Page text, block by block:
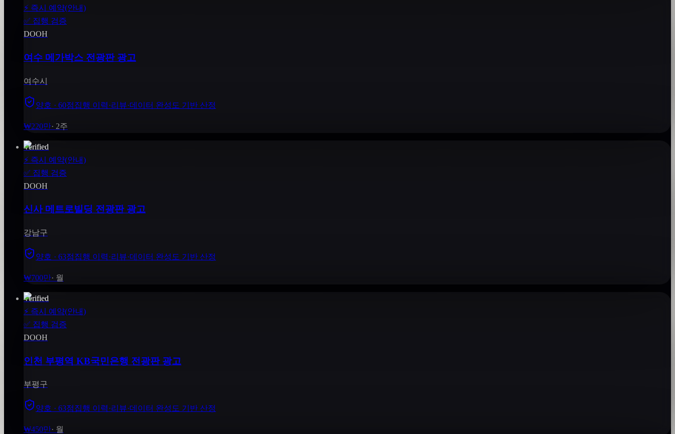
⚡ 즉시 예약(안내)
✅ 집행 검증
DOOH
여수 메가박스 전광판 광고
여수시
양호 · 60점집행 이력·리뷰·데이터 완성도 기반 산정
₩220만· 2주
Verified
⚡ 즉시 예약(안내)
✅ 집행 검증
DOOH
신사 메트로빌딩 전광판 광고
강남구
양호 · 63점집행 이력·리뷰·데이터 완성도 기반 산정
₩700만· 월
Verified
⚡ 즉시 예약(안내)
✅ 집행 검증
DOOH
인천 부평역 KB국민은행 전광판 광고
부평구
양호 · 63점집행 이력·리뷰·데이터 완성도 기반 산정
₩450만· 월